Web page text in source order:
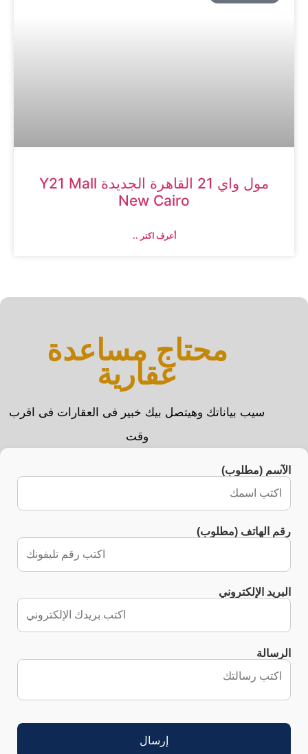
مول واي 21 القاهرة الجديدة Y21 Mall
New Cairo
أعرف اكتر ..
محتاج مساعدة
عقارية
سيب بياناتك وهيتصل بيك خبير فى العقارات فى اقرب
وقت
الآسم (مطلوب)
رقم الهاتف (مطلوب)
البريد الإلكتروني
الرسالة